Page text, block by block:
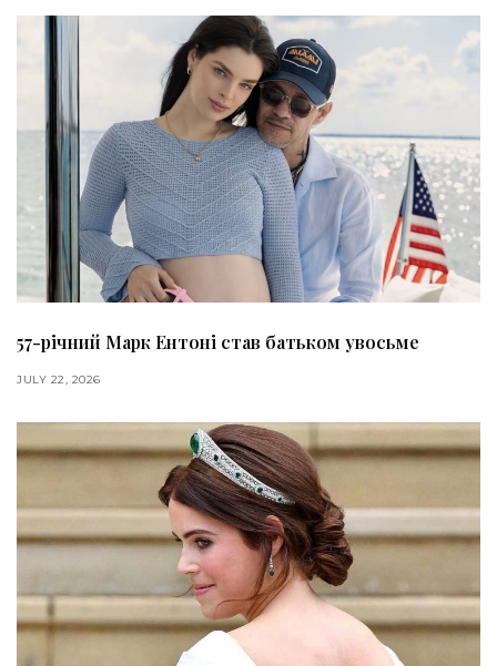
57-річний Марк Ентоні став батьком увосьме
JULY 22, 2026